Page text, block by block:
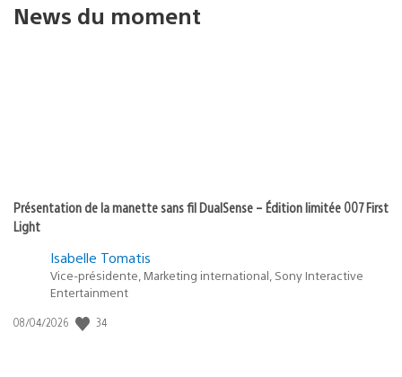
News du moment
Présentation de la manette sans fil DualSense – Édition limitée 007 First
Light
Isabelle Tomatis
Vice-présidente, Marketing international, Sony Interactive
Entertainment
Date
08/04/2026 34